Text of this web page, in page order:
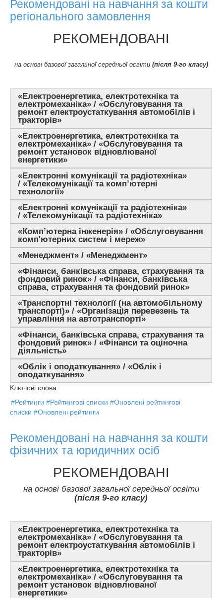
Рекомендовані на навчання за кошти
регіонального замовлення
РЕКОМЕНДОВАНІ
на основі базової загальної середньої освіти(після 9-го класу)
«Електроенергетика, електротехніка та
електромеханіка» / «Обслуговування та
ремонт електроустаткування автомобілів і
тракторів»
«Електроенергетика, електротехніка та
електромеханіка» / «Обслуговування та
ремонт установок відновлюваної
енергетики»
«Електронні комунікації та радіотехніка»
/ «Телекомунікації та комп’ютерні
технології»
«Електронні комунікації та радіотехніка»
/ «Телекомунікації та радіотехніка»
«Комп’ютерна інженерія» / «Обслуговування
комп'ютерних систем і мереж»
«Менеджмент» / «Менеджмент»
«Фінанси, банківська справа, страхування та
фондовий ринок» / «Фінанси, банківська
справа, страхування та фондовий ринок»
«Транспортні технології (на автомобільному
транспорті)» / «Організація перевезень та
управління на автотранспорті»
«Фінанси, банківська справа, страхування та
фондовий ринок» / «Фінанси та оціночна
діяльність»
«Облік і оподаткування» / «Облік і
оподаткування»
Ключові слова:
#Рейтинги #Рейтингові списки #Оновлені рейтингові
списки #Оновлені рейтинги
Рекомендовані на навчання за кошти
фізичних та юридичних осіб
РЕКОМЕНДОВАНІ
на основі базової загальної середньої освіти
(після 9-го класу)
«Електроенергетика, електротехніка та
електромеханіка» / «Обслуговування та
ремонт електроустаткування автомобілів і
тракторів»
«Електроенергетика, електротехніка та
електромеханіка» / «Обслуговування та
ремонт установок відновлюваної
енергетики»